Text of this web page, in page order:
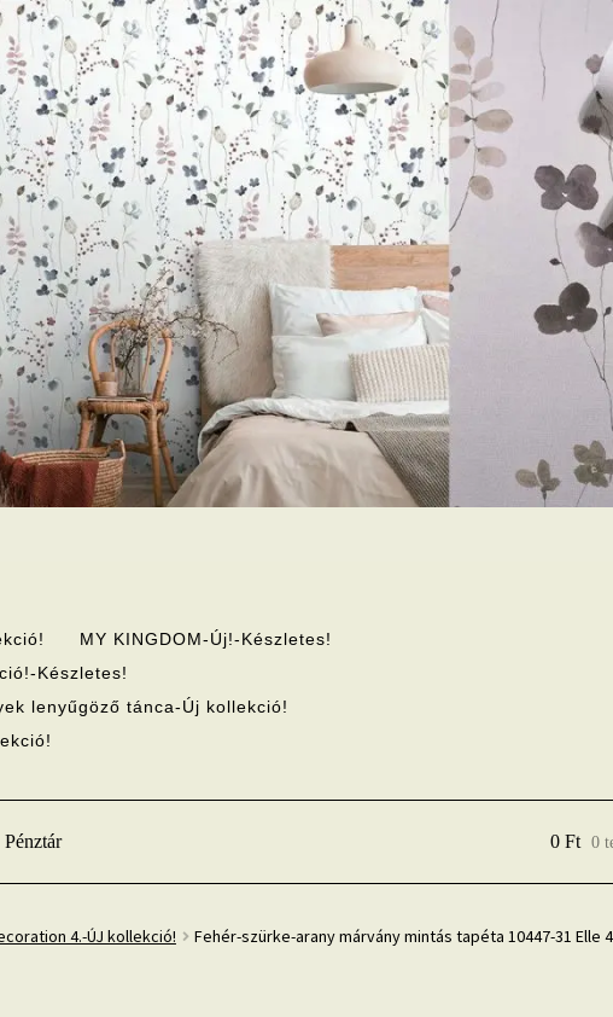
MY KINGDOM-Új!-Készletes!
Készletes!
lenyűgöző tánca-Új kollekció!
Pénztár 0 Ft 0
4.-ÚJ kollekció! Fehér-szürke-arany márvány mintás tapéta 10447-31 Elle